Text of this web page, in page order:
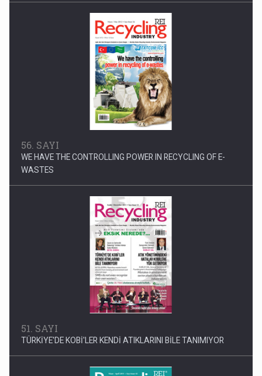
56. SAYI
WE HAVE THE CONTROLLING POWER IN RECYCLING OF E-
WASTES
51. SAYI
TÜRKİYE'DE KOBİ'LER KENDİ ATIKLARINI BİLE TANIMIYOR